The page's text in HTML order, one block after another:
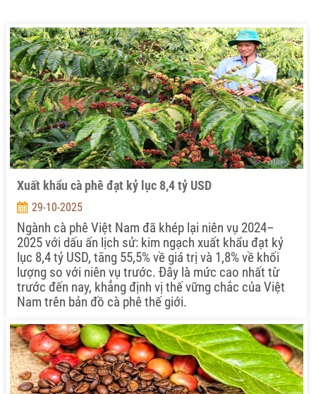
Xuất khẩu cà phê đạt kỷ lục 8,4 tỷ USD
29-10-2025
Ngành cà phê Việt Nam đã khép lại niên vụ 2024–
2025 với dấu ấn lịch sử: kim ngạch xuất khẩu đạt kỷ
lục 8,4 tỷ USD, tăng 55,5% về giá trị và 1,8% về khối
lượng so với niên vụ trước. Đây là mức cao nhất từ
trước đến nay, khẳng định vị thế vững chắc của Việt
Nam trên bản đồ cà phê thế giới.